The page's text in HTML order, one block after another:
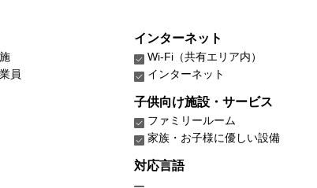
員
インターネット
Wi-Fi（共有エリア内）
インターネット
子供向け施設・サービス
ファミリールーム
家族・お子様に優しい設備
対応言語